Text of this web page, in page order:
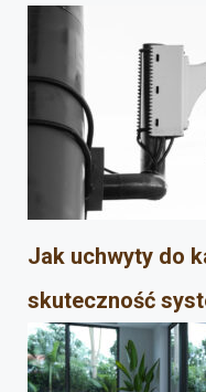
Jak uchwyty do
skuteczność